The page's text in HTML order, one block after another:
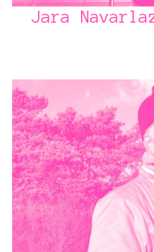
Jara